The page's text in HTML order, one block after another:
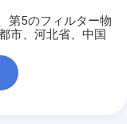
第5のフィルター物
市、河北省、中国